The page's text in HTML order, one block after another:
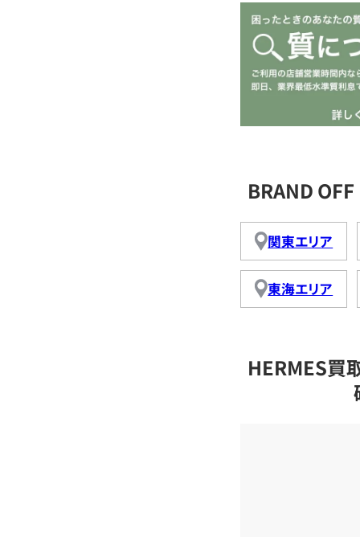
BRAND
関東エリア
東海エリア
HERMES買